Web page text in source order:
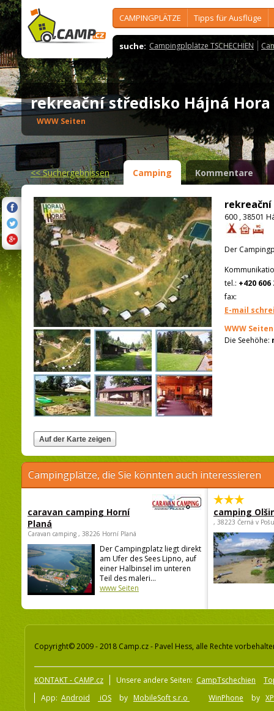
CAMPINGPLÄTZE Tipps für Ausflüge
suche: Campingplplätze TSCHECHIEN
rekreační středisko Hájná
WWW Seiten
<<Suchergebnissen Camping Kommentare
600 , 38501
Der
tel.: +420 606
fax:
E-mail
WWW Seiten
Die Seehöhe:
Campingplätze, die Sie könnten auch interessieren
caravan camping Horní
Planá
Caravan camping , 38226 Horní Planá
Der Campingplatz liegt direkt
am Ufer des Sees Lipno, auf
einer Halbinsel im unteren
Teil des maleri...
www Seiten
camping
, 38223 Černá v
Copyright© 2009 - 2018 Camp.cz - Pavel Hess, alle Rechte
KONTAKT - CAMP.cz Unsere andere Seiten: CampTschechien
App: Android iOS by MobileSoft s.r.o WinPhone by